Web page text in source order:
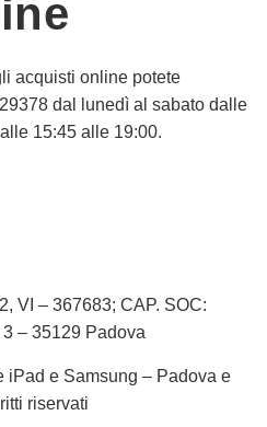
acquisti online potete
dal lunedì al sabato dalle
15:45 alle 19:00.
VI – 367683; CAP. SOC:
– 35129 Padova
e Samsung – Padova e
riservati